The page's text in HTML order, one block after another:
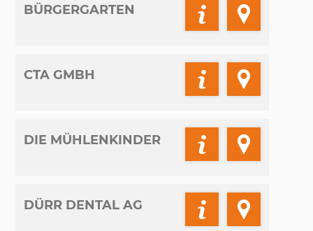
BÜRGERGARTEN
CTA GMBH
DIE MÜHLENKINDER
DÜRR DENTAL AG